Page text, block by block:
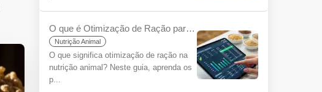
O que é Otimização de Ração para Iniciantes?
Nutrição Animal
O que significa otimização de ração na
nutrição animal? Neste guia, aprenda os
p...